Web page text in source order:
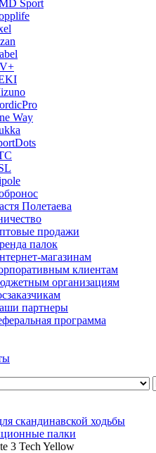
Sport
Way
Полетаева
продажи
палок
магазинам
клиентам
организациям
партнеры
программа
скандинавской ходьбы
палки
3 Tech Yellow